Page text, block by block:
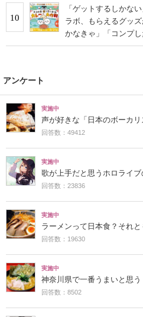
10
「ゲットするしかな
ラボ、もらえるグッ
かなきゃ」「コンプし
アンケート
実施中
声が好きな「日本のボーカリ
回答数：49412
実施中
歌が上手だと思うホロライブ
回答数：23836
実施中
ラーメンって日本食？それと
回答数：19630
実施中
神奈川県で一番うまいと思
回答数：8502